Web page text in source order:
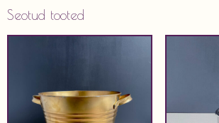
Seotud tooted